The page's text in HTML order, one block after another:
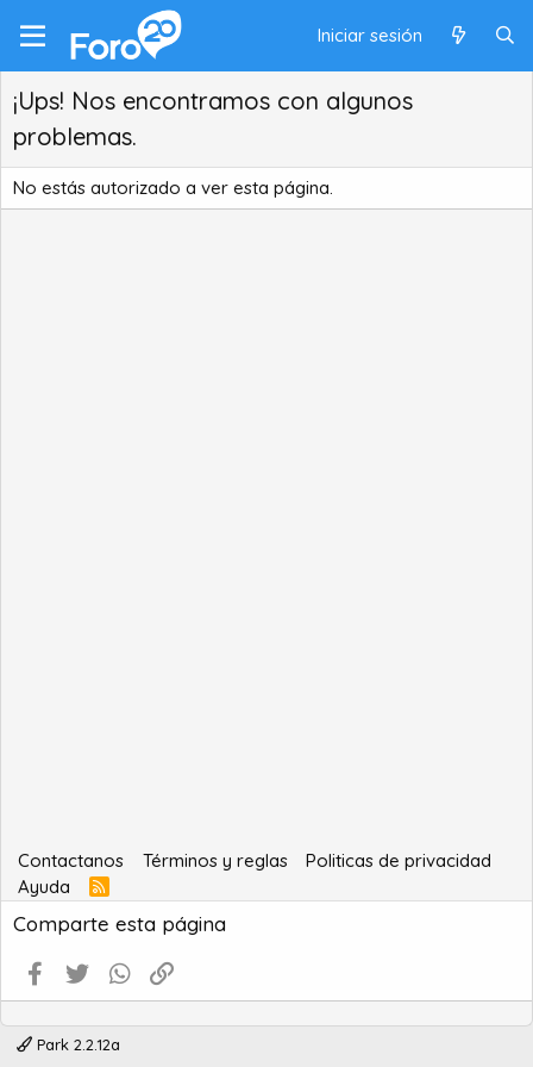
Iniciar sesión
¡Ups! Nos encontramos con algunos
problemas.
No estás autorizado a ver esta página.
Contactanos Términos y reglas
Politicas de privacidad
Ayuda
R
S
S
Comparte esta página
Facebook
Twitter WhatsApp
Park 2.2.12a